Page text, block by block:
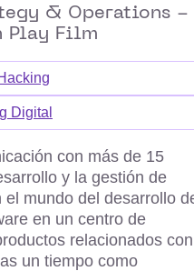
& Operations -
Play Film
Digital
con más de 15
y la gestión de
mundo del desarrollo
en un centro de
relacionados con
un tiempo como